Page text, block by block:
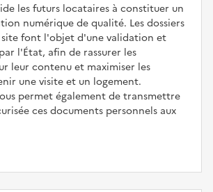
les futurs locataires à constituer un
numérique de qualité. Les dossiers
site font l'objet d'une validation et
l'État, afin de rassurer les
leur contenu et maximiser les
une visite et un logement.
permet également de transmettre
ces documents personnels aux